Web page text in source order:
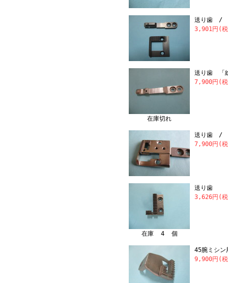
送り歯 /
3,901円(
在庫切れ
送り歯 「
7,900円(
送り歯 /
7,900円(
在庫 4 個
送り歯
3,626円(
45腕ミシ
9,900円(